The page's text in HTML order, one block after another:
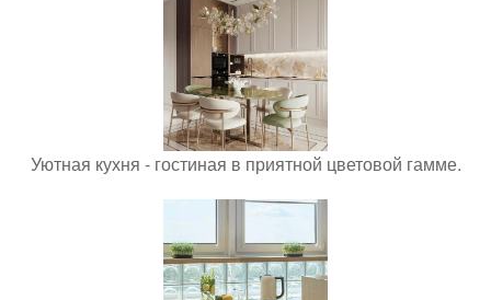
Уютная кухня - гостиная в приятной цветовой гамме.